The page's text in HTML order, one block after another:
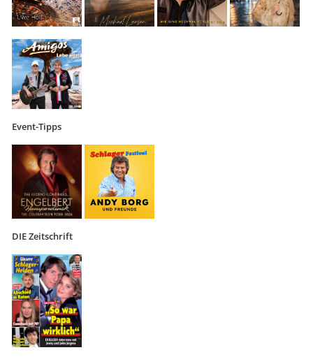
Event-Tipps
DIE Zeitschrift